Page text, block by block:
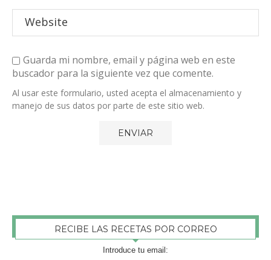
Guarda mi nombre, email y página web en este
buscador para la siguiente vez que comente.
Al usar este formulario, usted acepta el almacenamiento y
manejo de sus datos por parte de este sitio web.
RECIBE LAS RECETAS POR CORREO
Introduce tu email: